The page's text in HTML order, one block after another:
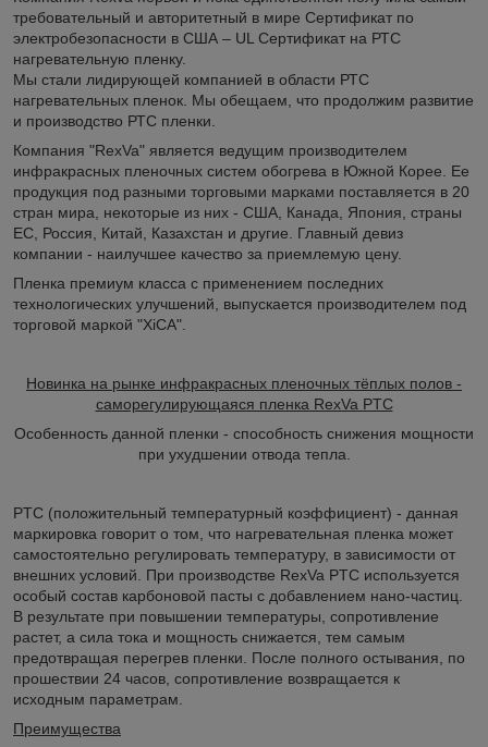
требовательный и авторитетный в мире Сертификат по
электробезопасности в США – UL Сертификат на РТС
нагревательную пленку.
Мы стали лидирующей компанией в области РТС
нагревательных пленок. Мы обещаем, что продолжим развитие
и производство РТС пленки.
Компания "RexVa" является ведущим производителем
инфракрасных пленочных систем обогрева в Южной Корее. Ее
продукция под разными торговыми марками поставляется в 20
стран мира, некоторые из них - США, Канада, Япония, страны
ЕС, Россия, Китай, Казахстан и другие. Главный девиз
компании - наилучшее качество за приемлемую цену.
Пленка премиум класса с применением последних
технологических улучшений, выпускается производителем под
торговой маркой "XiCA".
Новинка на рынке инфракрасных пленочных тёплых полов -
саморегулирующаяся пленка RexVa PTC
Особенность данной пленки - способность снижения мощности
при ухудшении отвода тепла.
PTC (положительный температурный коэффициент) - данная
маркировка говорит о том, что нагревательная пленка может
самостоятельно регулировать температуру, в зависимости от
внешних условий. При производстве RexVa PTC используется
особый состав карбоновой пасты с добавлением нано-частиц.
В результате при повышении температуры, сопротивление
растет, а сила тока и мощность снижается, тем самым
предотвращая перегрев пленки. После полного остывания, по
прошествии 24 часов, сопротивление возвращается к
исходным параметрам.
Преимущества